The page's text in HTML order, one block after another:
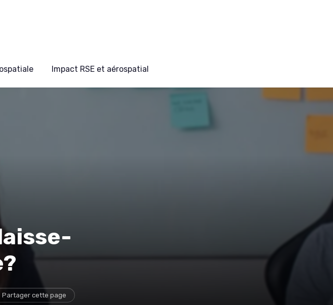
Impact RSE et aérospatial
Partager cette page